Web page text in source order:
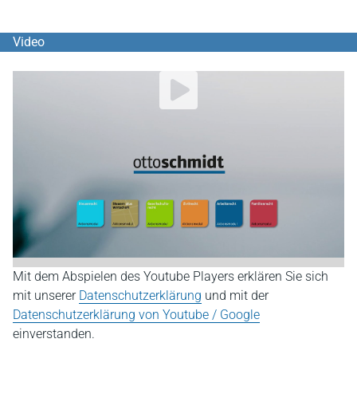
Video
Mit dem Abspielen des Youtube Players erklären Sie sich
mit unserer Datenschutzerklärung und mit der
Datenschutzerklärung von Youtube / Google
einverstanden.